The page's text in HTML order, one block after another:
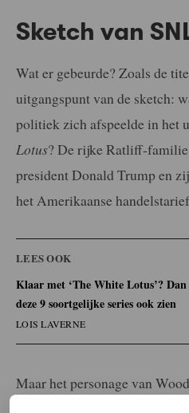
Sketch van
Wat er gebeurde? Zoals de
uitgangspunt van de sketch:
politiek zich afspeelde in het
Lotus? De rijke Ratliff-
president Donald Trump en
het Amerikaanse
LEES OOK
Klaar met ‘The White Lotus’?
deze 9 soortgelijke series ook zien
LOIS LAVERNE
Maar het personage van